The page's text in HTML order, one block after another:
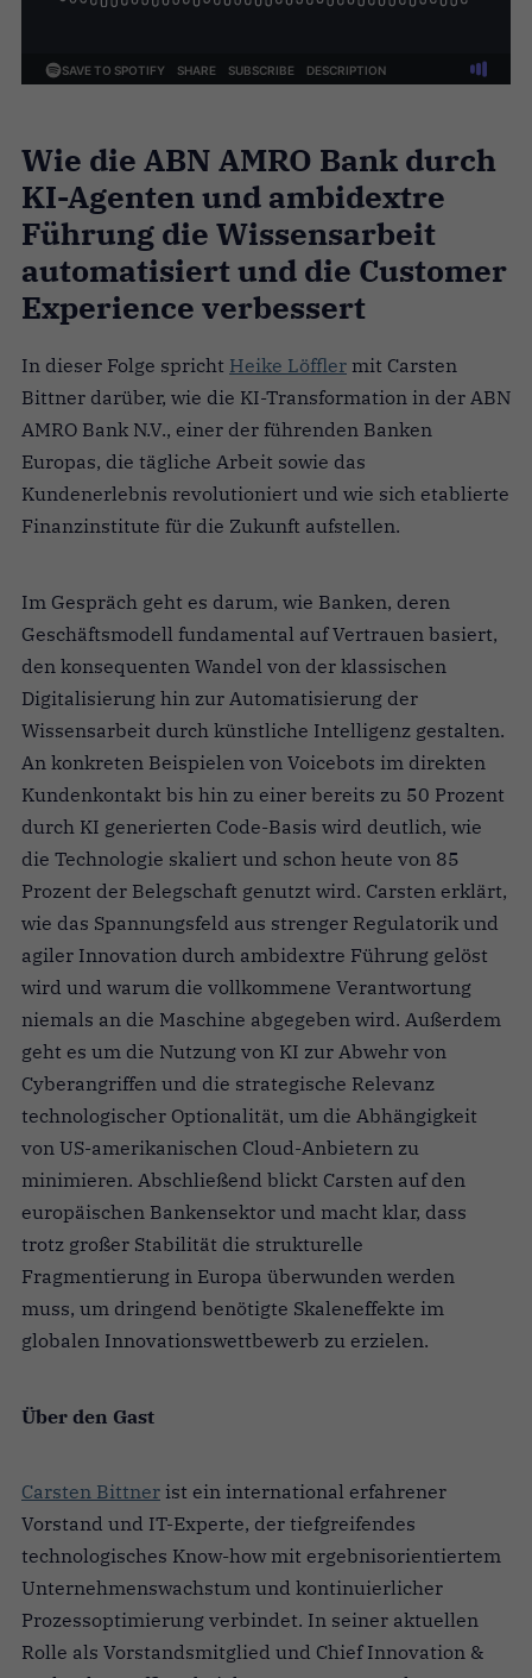
Wie die ABN AMRO Bank durch
KI-Agenten und ambidextre
Führung die Wissensarbeit
automatisiert und die Customer
Experience verbessert
In dieser Folge spricht Heike Löffler mit Carsten
Bittner darüber, wie die KI-Transformation in der ABN
AMRO Bank N.V., einer der führenden Banken
Europas, die tägliche Arbeit sowie das
Kundenerlebnis revolutioniert und wie sich etablierte
Finanzinstitute für die Zukunft aufstellen.
Im Gespräch geht es darum, wie Banken, deren
Geschäftsmodell fundamental auf Vertrauen basiert,
den konsequenten Wandel von der klassischen
Digitalisierung hin zur Automatisierung der
Wissensarbeit durch künstliche Intelligenz gestalten.
An konkreten Beispielen von Voicebots im direkten
Kundenkontakt bis hin zu einer bereits zu 50 Prozent
durch KI generierten Code-Basis wird deutlich, wie
die Technologie skaliert und schon heute von 85
Prozent der Belegschaft genutzt wird. Carsten erklärt,
wie das Spannungsfeld aus strenger Regulatorik und
agiler Innovation durch ambidextre Führung gelöst
wird und warum die vollkommene Verantwortung
niemals an die Maschine abgegeben wird. Außerdem
geht es um die Nutzung von KI zur Abwehr von
Cyberangriffen und die strategische Relevanz
technologischer Optionalität, um die Abhängigkeit
von US-amerikanischen Cloud-Anbietern zu
minimieren. Abschließend blickt Carsten auf den
europäischen Bankensektor und macht klar, dass
trotz großer Stabilität die strukturelle
Fragmentierung in Europa überwunden werden
muss, um dringend benötigte Skaleneffekte im
globalen Innovationswettbewerb zu erzielen.
Über den Gast
Carsten Bittner ist ein international erfahrener
Vorstand und IT-Experte, der tiefgreifendes
technologisches Know-how mit ergebnisorientiertem
Unternehmenswachstum und kontinuierlicher
Prozessoptimierung verbindet. In seiner aktuellen
Rolle als Vorstandsmitglied und Chief Innovation &